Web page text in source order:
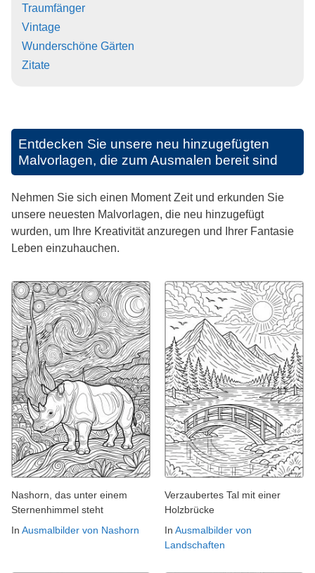
Traumfänger
Vintage
Wunderschöne Gärten
Zitate
Entdecken Sie unsere neu hinzugefügten
Malvorlagen, die zum Ausmalen bereit sind
Nehmen Sie sich einen Moment Zeit und erkunden Sie
unsere neuesten Malvorlagen, die neu hinzugefügt
wurden, um Ihre Kreativität anzuregen und Ihrer Fantasie
Leben einzuhauchen.
Nashorn, das unter einem
Sternenhimmel steht
In Ausmalbilder von Nashorn
Verzaubertes Tal mit einer
Holzbrücke
In Ausmalbilder von
Landschaften